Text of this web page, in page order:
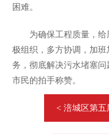
困难。
为确保工程质量，给
极组织，多方协调，加
务，彻底解决污水堵塞
市民的拍手称赞。
< 涪城区第